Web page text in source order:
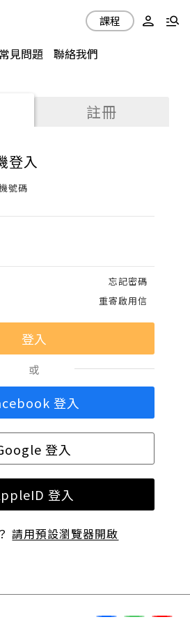
常見問題 聯絡我們
課程
註冊
登入
號碼
忘記密碼
重寄啟用信
或
登入
登入
登入
請用預設瀏覽器開啟